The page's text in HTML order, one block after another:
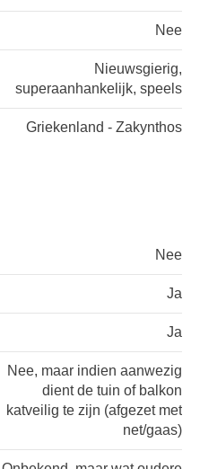
Nee
Nieuwsgierig,
superaanhankelijk, speels
Griekenland - Zakynthos
Nee
Ja
Ja
Nee, maar indien aanwezig
dient de tuin of balkon
katveilig te zijn (afgezet met
net/gaas)